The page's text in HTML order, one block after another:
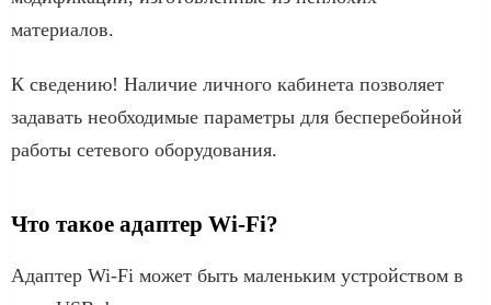
материалов.
К сведению! Наличие личного кабинета позволяет
задавать необходимые параметры для бесперебойной
работы сетевого оборудования.
Что такое адаптер Wi-Fi?
Адаптер Wi-Fi может быть маленьким устройством в